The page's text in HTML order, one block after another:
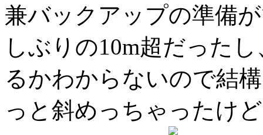
兼バックアップの準備
しぶりの10m超だった
るかわからないので結
っと斜めっちゃったけ